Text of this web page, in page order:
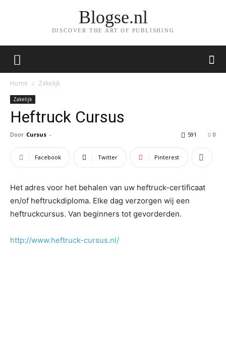
Blogse.nl
DISCOVER THE ART OF PUBLISHING
Home Zakelijk
Zakelijk
Heftruck Cursus
Door Cursus - 0
591
Facebook Twitter Pinterest
Het adres voor het behalen van uw heftruck-certificaat
en/of heftruckdiploma. Elke dag verzorgen wij een
heftruckcursus. Van beginners tot gevorderden.
http://www.heftruck-cursus.nl/